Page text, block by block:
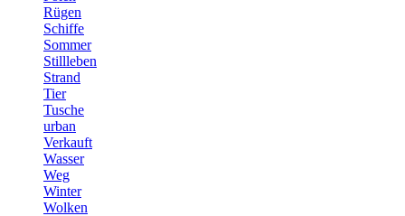
Rügen
Schiffe
Sommer
Stillleben
Strand
Tier
Tusche
urban
Verkauft
Wasser
Weg
Winter
Wolken